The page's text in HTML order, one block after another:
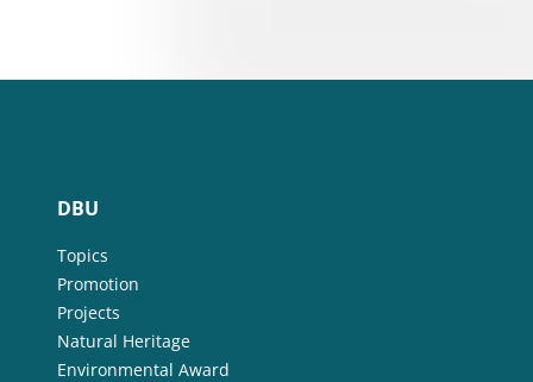
DBU
Topics
Promotion
Projects
Natural Heritage
Environmental Award